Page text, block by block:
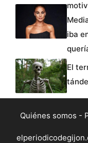
iba
El
Quiénes somos -